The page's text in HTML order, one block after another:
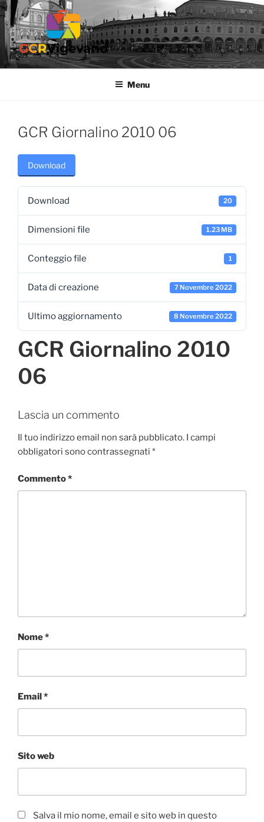
Salta
al
contenuto
GCR VIGEVANO
Gruppo Culturale Ricreativo dell'Ospedale di Vigevano
Menu
GCR Giornalino 2010 06
Download
Download 20
Dimensioni file 1.23 MB
Conteggio file 1
Data di creazione 7 Novembre 2022
Ultimo aggiornamento 8 Novembre 2022
GCR Giornalino 2010
06
Lascia un commento
Il tuo indirizzo email non sarà pubblicato. I campi
obbligatori sono contrassegnati *
Commento*
Nome*
Email *
Sito web
Salva il mio nome, email e sito web in questo